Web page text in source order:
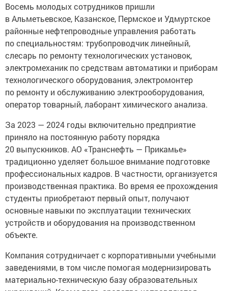
Восемь молодых сотрудников пришли
в Альметьевское, Казанское, Пермское и Удмуртское
районные нефтепроводные управления работать
по специальностям: трубопроводчик линейный,
слесарь по ремонту технологических установок,
электромеханик по средствам автоматики и приборам
технологического оборудования, электромонтер
по ремонту и обслуживанию электрооборудования,
оператор товарный, лаборант химического анализа.
За 2023 — 2024 годы включительно предприятие
приняло на постоянную работу порядка
20 выпускников. АО «Транснефть — Прикамье»
традиционно уделяет большое внимание подготовке
профессиональных кадров. В частности, организуется
производственная практика. Во время ее прохождения
студенты приобретают первый опыт, получают
основные навыки по эксплуатации технических
устройств и оборудования на производственном
объекте.
Компания сотрудничает с корпоративными учебными
заведениями, в том числе помогая модернизировать
материально-техническую базу образовательных